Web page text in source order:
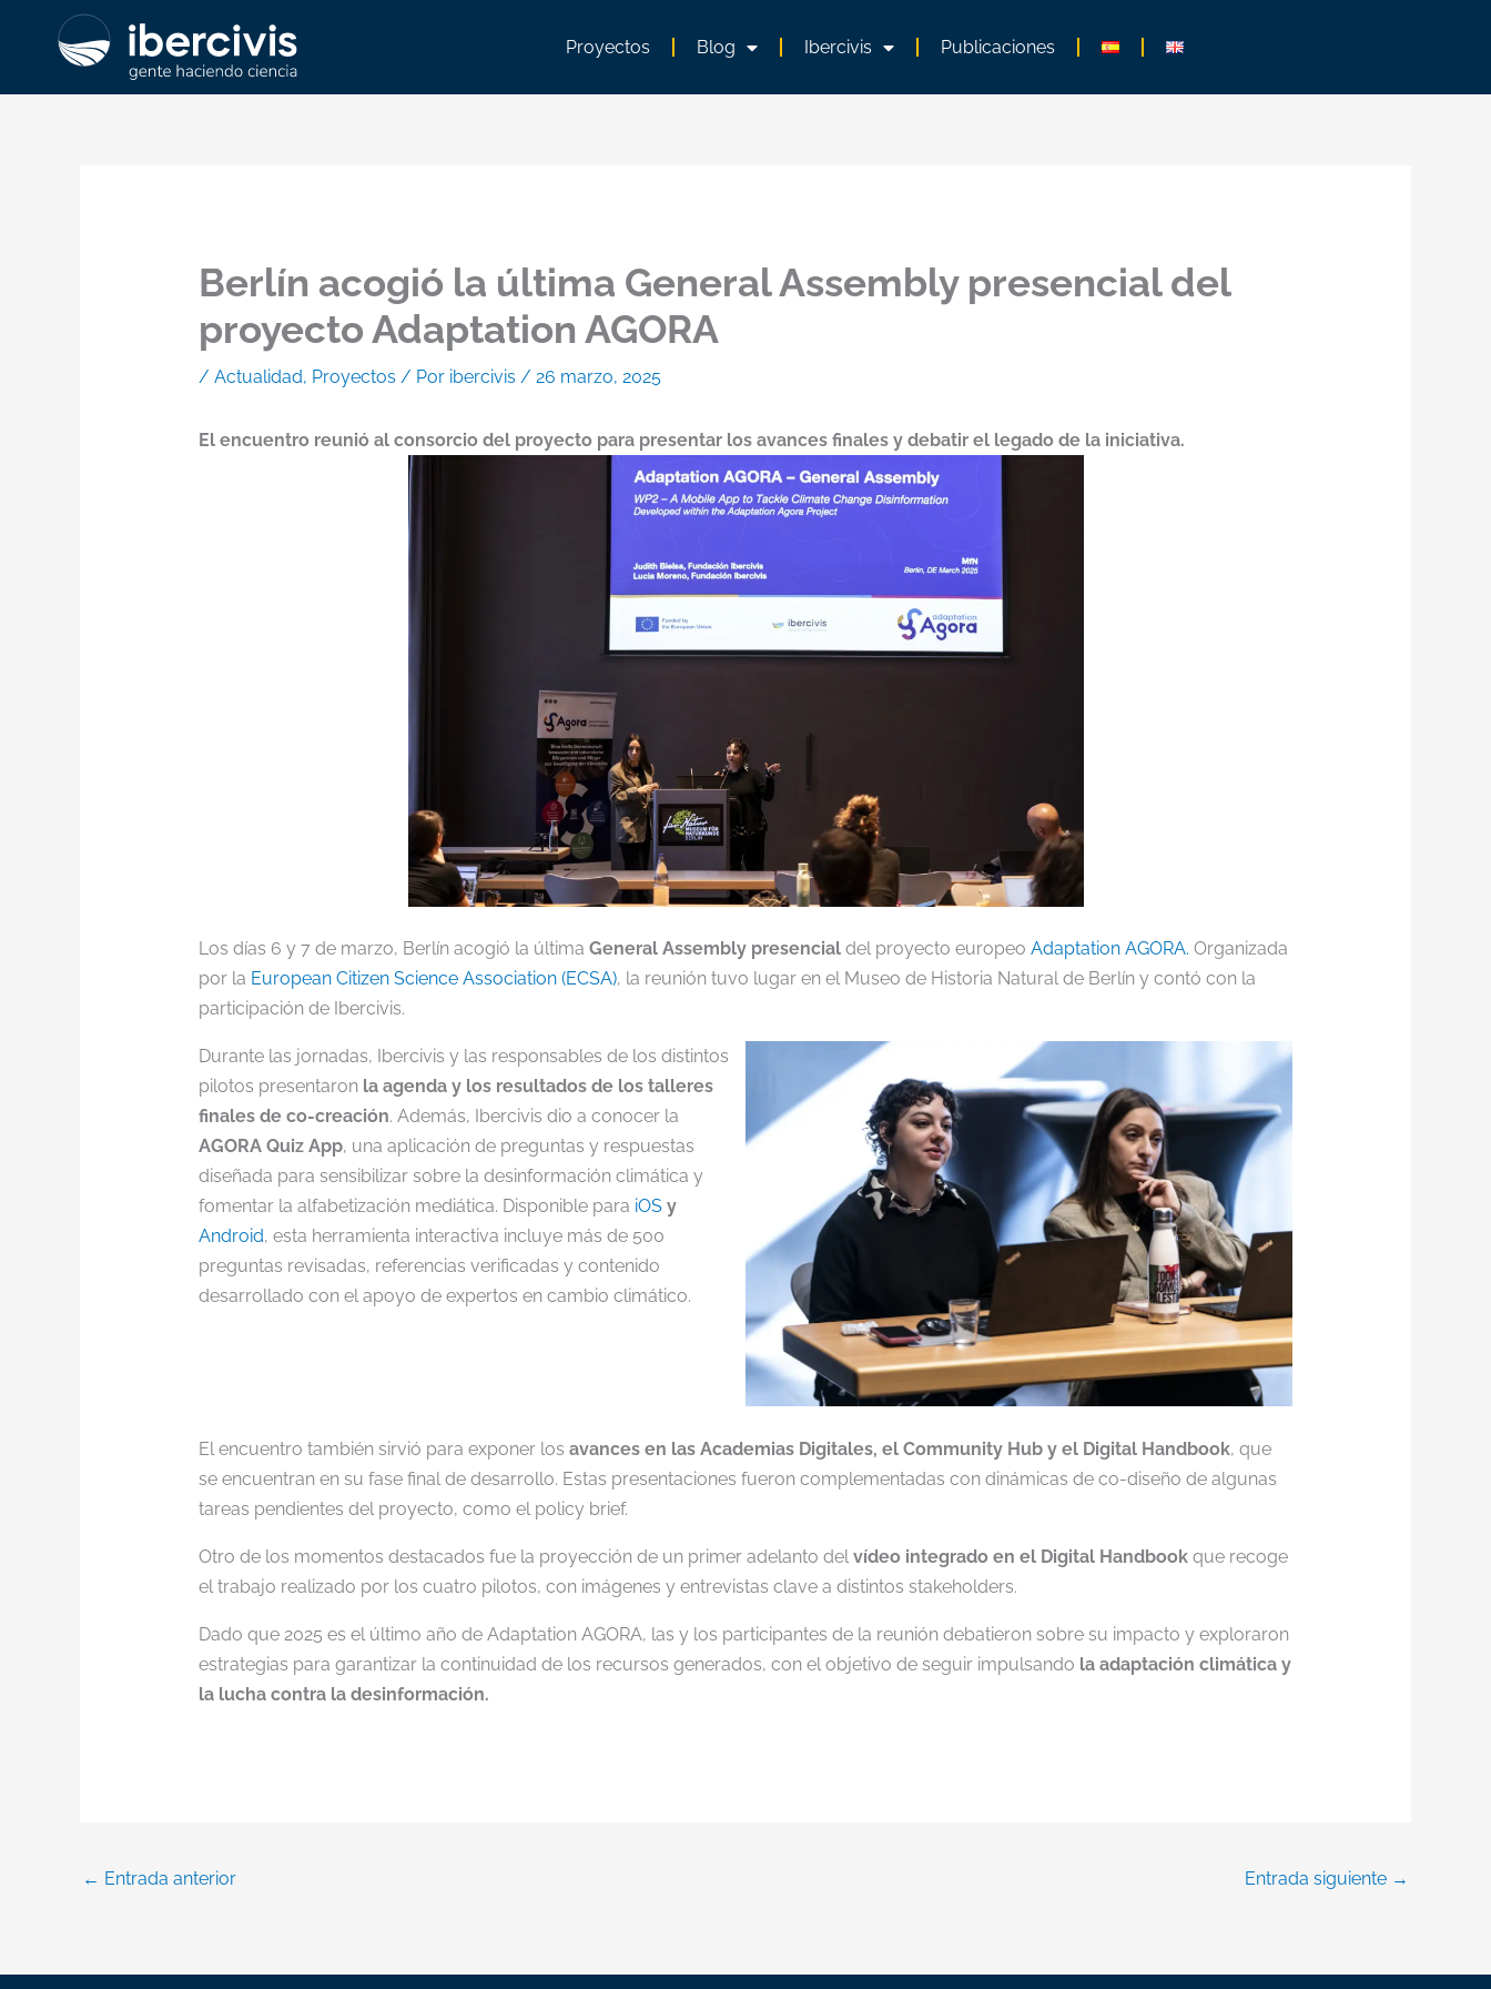
contenido
Proyectos Blog Ibercivis Publicaciones
Berlín acogió la última General Assembly presencial del
proyecto Adaptation AGORA
/ Actualidad, Proyectos / Por ibercivis / 26 marzo, 2025
El encuentro reunió al consorcio del proyecto para presentar los avances finales y debatir el legado de la iniciativa.
Los días 6 y 7 de marzo, Berlín acogió la última General Assembly presencialdel proyecto europeo Adaptation AGORA. Organizada
por la European Citizen Science Association (ECSA), la reunión tuvo lugar en el Museo de Historia Natural de Berlín y contó con la
participación de Ibercivis.
Durante las jornadas, Ibercivis y las responsables de los distintos
pilotos presentaronla agenda y los resultados de los talleres
finales de co-creación. Además, Ibercivis dio a conocer la
AGORA Quiz App, una aplicación de preguntas y respuestas
diseñada para sensibilizar sobre la desinformación climática y
fomentar la alfabetización mediática. Disponible para iOSy
Android, esta herramienta interactiva incluye más de 500
preguntas revisadas, referencias verificadas y contenido
desarrollado con el apoyo de expertos en cambio climático.
El encuentro también sirvió para exponer los avances en las Academias Digitales, el Community Hub y el Digital Handbook, que
se encuentran en su fase final de desarrollo. Estas presentaciones fueron complementadas con dinámicas de co-diseño de algunas
tareas pendientes del proyecto, como el policy brief.
Otro de los momentos destacados fue la proyección de un primer adelanto delvídeo integrado en el Digital Handbook que recoge
el trabajo realizado por los cuatro pilotos, con imágenes y entrevistas clave a distintos stakeholders.
Dado que 2025 es el último año de Adaptation AGORA, las y los participantes de la reunión debatieron sobre su impacto y exploraron
estrategias para garantizar la continuidad de los recursos generados, con el objetivo de seguir impulsando la adaptación climática y
la lucha contra la desinformación.
← Entrada anterior Entrada siguiente →